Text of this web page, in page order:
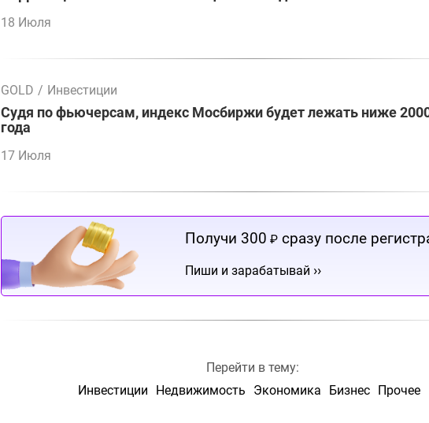
18 Июля
GOLD / Инвестиции
Судя по фьючерсам, индекс Мосбиржи будет лежать ниже
года
17 Июля
Получи 300 ₽ сразу после
Пиши и зарабатывай ››
Перейти в тему:
Инвестиции
Недвижимость Экономика Бизнес Прочее